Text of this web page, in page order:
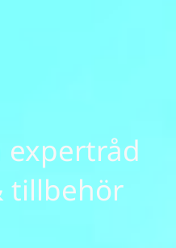
expertråd
tillbehör